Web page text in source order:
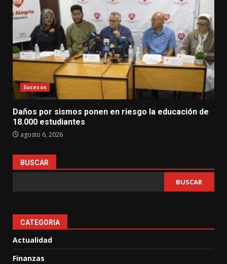
Sucesos
Daños por sismos ponen en riesgo la educación de
18.000 estudiantes
agosto 6, 2026
BUSCAR
BUSCAR
CATEGORIA
Actualidad
Finanzas